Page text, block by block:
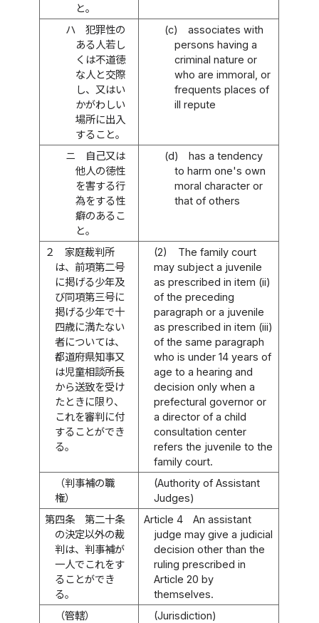
と。
ハ
犯罪性の
ある人若し
くは不道徳
な人と交際
し、又はい
かがわしい
場所に出入
すること。
(c)
associates with
persons having a
criminal nature or
who are immoral, or
frequents places of
ill repute
ニ
自己又は
他人の徳性
を害する行
為をする性
癖のあるこ
と。
(d)
has a tendency
to harm one's own
moral character or
that of others
２
家庭裁判所
は、前項第二号
に掲げる少年及
び同項第三号に
掲げる少年で十
四歳に満たない
者については、
都道府県知事又
は児童相談所長
から送致を受け
たときに限り、
これを審判に付
することができ
る。
(2)
The family court
may subject a juvenile
as prescribed in item (ii)
of the preceding
paragraph or a juvenile
as prescribed in item (iii)
of the same paragraph
who is under 14 years of
age to a hearing and
decision only when a
prefectural governor or
a director of a child
consultation center
refers the juvenile to the
family court.
（判事補の職
権）
(Authority of Assistant
Judges)
第四条
第二十条
の決定以外の裁
判は、判事補が
一人でこれをす
ることができ
る。
Article 4
An assistant
judge may give a judicial
decision other than the
ruling prescribed in
Article 20 by
themselves.
（管轄）
(Jurisdiction)